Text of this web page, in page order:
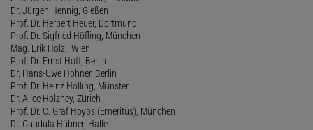
Dr. Jürgen Hennig, Gießen
Prof. Dr. Herbert Heuer, Dortmund
Prof. Dr. Sigfried Höfling, München
Mag. Erik Hölzl, Wien
Prof. Dr. Ernst Hoff, Berlin
Dr. Hans-Uwe Hohner, Berlin
Prof. Dr. Heinz Holling, Münster
Dr. Alice Holzhey, Zürich
Prof. Dr. C. Graf Hoyos (Emeritus), München
Dr. Gundula Hübner, Halle